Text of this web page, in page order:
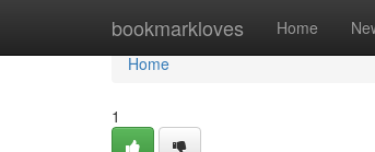
bookmarkloves Home
Home
Home
1